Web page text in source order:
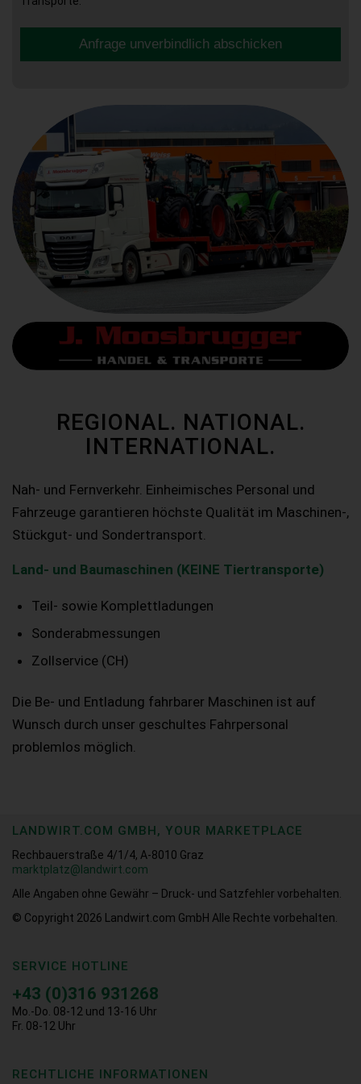
Anfrage unverbindlich abschicken
REGIONAL. NATIONAL.
INTERNATIONAL.
Nah- und Fernverkehr. Einheimisches Personal und
Fahrzeuge garantieren höchste Qualität im Maschinen-,
Stückgut- und Sondertransport.
Land- und Baumaschinen (KEINE Tiertransporte)
Teil- sowie Komplettladungen
Sonderabmessungen
Zollservice (CH)
Die Be- und Entladung fahrbarer Maschinen ist auf
Wunsch durch unser geschultes Fahrpersonal
problemlos möglich.
LANDWIRT.COM GMBH, YOUR MARKETPLACE
Rechbauerstraße 4/1/4, A-8010 Graz
marktplatz@landwirt.com
Alle Angaben ohne Gewähr – Druck- und Satzfehler vorbehalten.
© Copyright 2026
Landwirt.com GmbH Alle Rechte vorbehalten.
SERVICE HOTLINE
+43 (0)316 931268
Mo.-Do. 08-12 und 13-16 Uhr
Fr. 08-12 Uhr
RECHTLICHE INFORMATIONEN